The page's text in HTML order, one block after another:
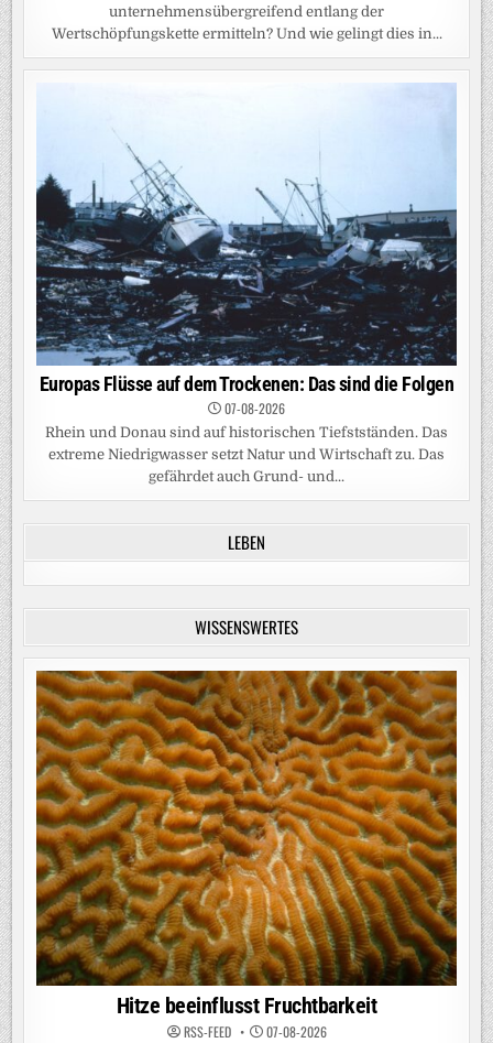
unternehmensübergreifend entlang der
Wertschöpfungskette ermitteln? Und wie gelingt dies in...
Europas Flüsse auf dem Trockenen: Das sind die Folgen
07-08-2026
Rhein und Donau sind auf historischen Tiefstständen. Das
extreme Niedrigwasser setzt Natur und Wirtschaft zu. Das
gefährdet auch Grund- und...
LEBEN
WISSENSWERTES
Hitze beeinflusst Fruchtbarkeit
RSS-FEED 07-08-2026